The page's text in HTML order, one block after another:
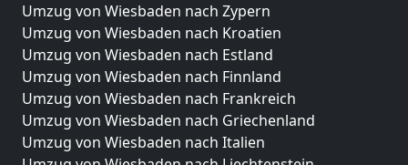
Umzug von Wiesbaden nach Zypern
Umzug von Wiesbaden nach Kroatien
Umzug von Wiesbaden nach Estland
Umzug von Wiesbaden nach Finnland
Umzug von Wiesbaden nach Frankreich
Umzug von Wiesbaden nach Griechenland
Umzug von Wiesbaden nach Italien